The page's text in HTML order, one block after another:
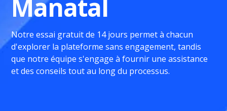
Manatal
Notre essai gratuit de 14 jours permet à chacun
d'explorer la plateforme sans engagement, tandis
que notre équipe s'engage à fournir une assistance
et des conseils tout au long du processus.